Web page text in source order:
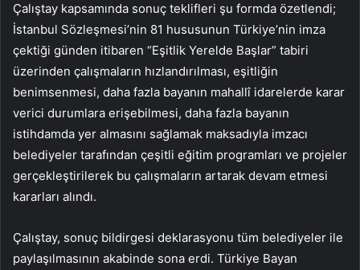
Çalıştay kapsamında sonuç teklifleri şu formda özetlendi;
İstanbul Sözleşmesi’nin 81 hususunun Türkiye’nin imza
çektiği günden itibaren “Eşitlik Yerelde Başlar” tabiri
üzerinden çalışmaların hızlandırılması, eşitliğin
benimsenmesi, daha fazla bayanın mahallî idarelerde karar
verici durumlara erişebilmesi, daha fazla bayanın
istihdamda yer almasını sağlamak maksadıyla imzacı
belediyeler tarafından çeşitli eğitim programları ve projeler
gerçekleştirilerek bu çalışmaların artarak devam etmesi
kararları alındı.
Çalıştay, sonuç bildirgesi deklarasyonu tüm belediyeler ile
paylaşılmasının akabinde sona erdi. Türkiye Bayan